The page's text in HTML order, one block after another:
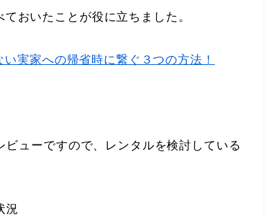
おいたことが役に立ちました。
実家への帰省時に繋ぐ３つの方法！
ューですので、レンタルを検討している
況